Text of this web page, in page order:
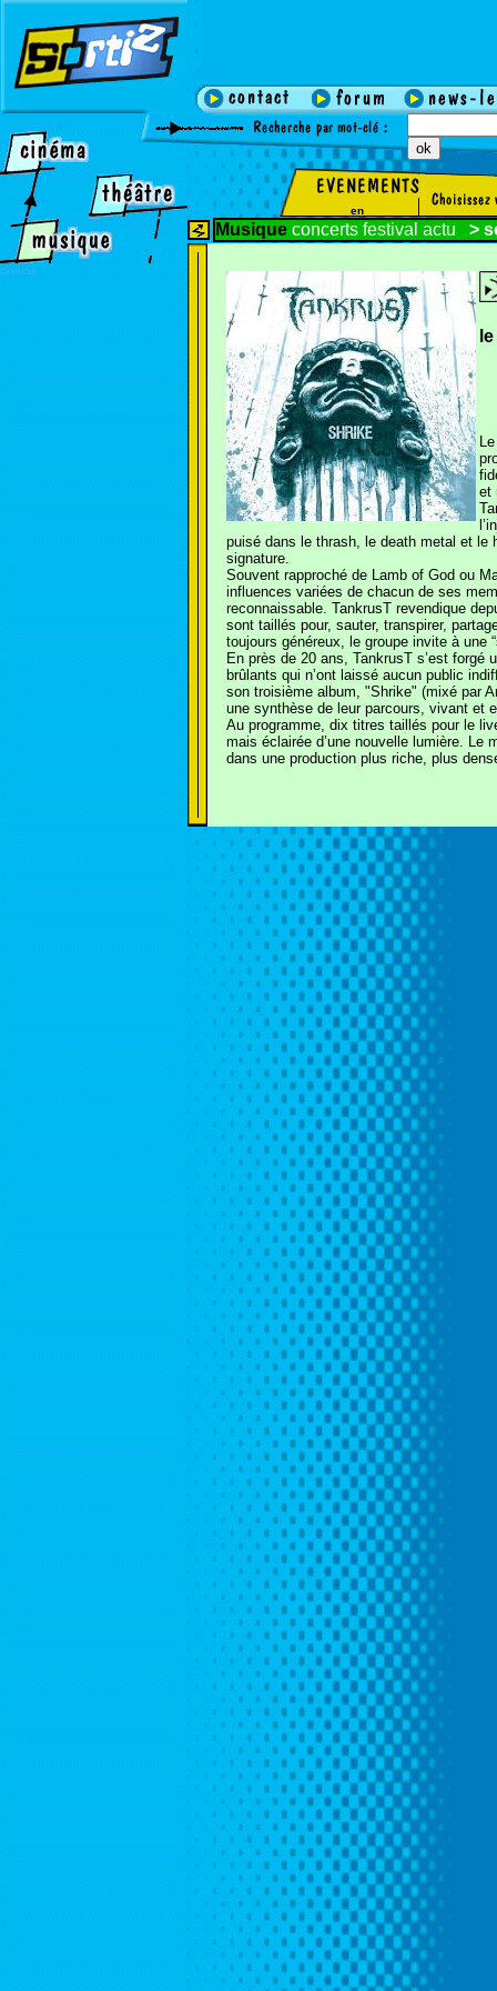
en
cinema
Musique concerts festival actu >
et
puisé dans le thrash, le death metal et le
signature.
Souvent rapproché de Lamb of God ou
influences variées de chacun de ses
reconnaissable. TankrusT revendique
sont taillés pour, sauter, transpirer,
toujours généreux, le groupe invite à une
En près de 20 ans, TankrusT s’est forgé
brûlants qui n’ont laissé aucun public
son troisième album, "Shrike" (mixé par
une synthèse de leur parcours, vivant et
Au programme, dix titres taillés pour le
mais éclairée d’une nouvelle lumière.
dans une production plus riche, plus